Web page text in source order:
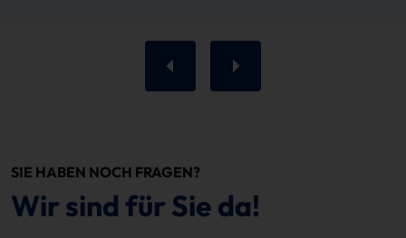
SIE HABEN NOCH FRAGEN?
Wir sind für Sie da!